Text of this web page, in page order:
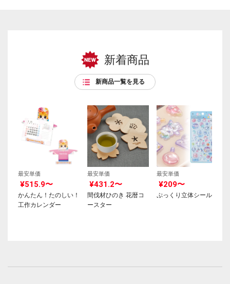
新着商品
新商品一覧を見る
最安単価
¥515.9〜
かんたん！たのしい！
工作カレンダー
最安単価
¥431.2〜
間伐材ひのき 花暦コ
ースター
最安単価
¥209〜
ぷっくり立体シール